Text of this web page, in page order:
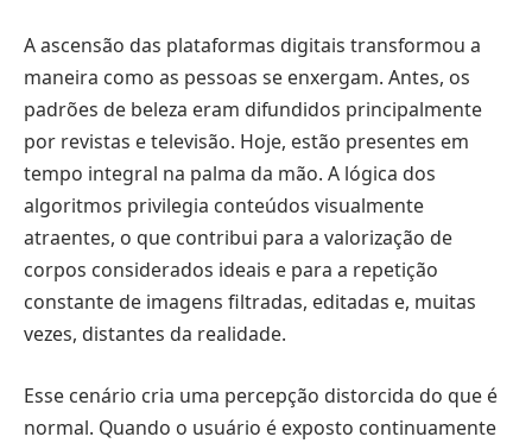
A ascensão das plataformas digitais transformou a
maneira como as pessoas se enxergam. Antes, os
padrões de beleza eram difundidos principalmente
por revistas e televisão. Hoje, estão presentes em
tempo integral na palma da mão. A lógica dos
algoritmos privilegia conteúdos visualmente
atraentes, o que contribui para a valorização de
corpos considerados ideais e para a repetição
constante de imagens filtradas, editadas e, muitas
vezes, distantes da realidade.
Esse cenário cria uma percepção distorcida do que é
normal. Quando o usuário é exposto continuamente